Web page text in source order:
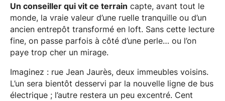
Un conseiller qui vit ce terrain capte, avant tout le
monde, la vraie valeur d’une ruelle tranquille ou d’un
ancien entrepôt transformé en loft. Sans cette lecture
fine, on passe parfois à côté d’une perle… ou l’on
paye trop cher un mirage.
Imaginez : rue Jean Jaurès, deux immeubles voisins.
L’un sera bientôt desservi par la nouvelle ligne de bus
électrique ; l’autre restera un peu excentré. Cent